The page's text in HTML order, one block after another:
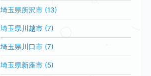
埼玉県所沢市 (13)
埼玉県川越市 (7)
埼玉県川口市 (7)
埼玉県新座市 (5)